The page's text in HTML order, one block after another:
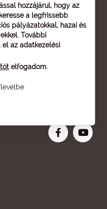
hozzájárul, hogy az
a legfrissebb
pályázatokkal, hazai és
További
el az adatkezelési
elfogadom.